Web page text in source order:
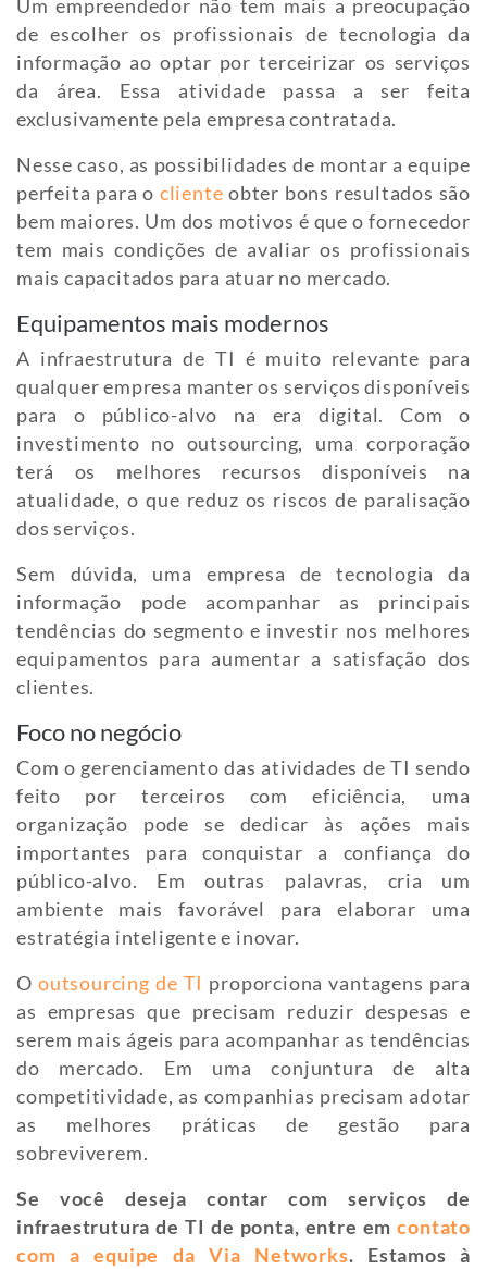
Um empreendedor não tem mais a preocupação
de escolher os profissionais de tecnologia da
informação ao optar por terceirizar os serviços
da área. Essa atividade passa a ser feita
exclusivamente pela empresa contratada.
Nesse caso, as possibilidades de montar a equipe
perfeita para o cliente obter bons resultados são
bem maiores. Um dos motivos é que o fornecedor
tem mais condições de avaliar os profissionais
mais capacitados para atuar no mercado.
Equipamentos mais modernos
A infraestrutura de TI é muito relevante para
qualquer empresa manter os serviços disponíveis
para o público-alvo na era digital. Com o
investimento no outsourcing, uma corporação
terá os melhores recursos disponíveis na
atualidade, o que reduz os riscos de paralisação
dos serviços.
Sem dúvida, uma empresa de tecnologia da
informação pode acompanhar as principais
tendências do segmento e investir nos melhores
equipamentos para aumentar a satisfação dos
clientes.
Foco no negócio
Com o gerenciamento das atividades de TI sendo
feito por terceiros com eficiência, uma
organização pode se dedicar às ações mais
importantes para conquistar a confiança do
público-alvo. Em outras palavras, cria um
ambiente mais favorável para elaborar uma
estratégia inteligente e inovar.
O outsourcing de TI proporciona vantagens para
as empresas que precisam reduzir despesas e
serem mais ágeis para acompanhar as tendências
do mercado. Em uma conjuntura de alta
competitividade, as companhias precisam adotar
as melhores práticas de gestão para
sobreviverem.
Se você deseja contar com serviços de
infraestrutura de TI de ponta, entre emcontato
com a equipe da Via Networks. Estamos à